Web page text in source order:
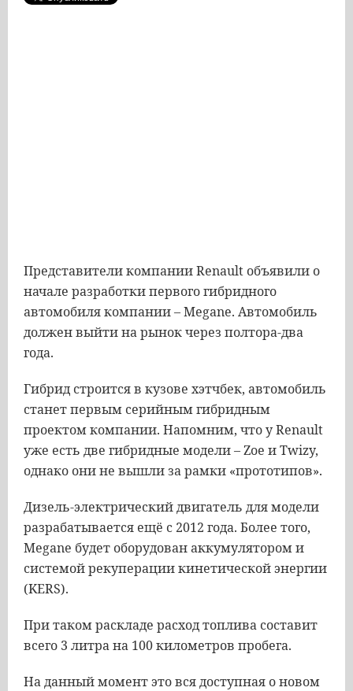
Представители компании Renault объявили о
начале разработки первого гибридного
автомобиля компании – Megane. Автомобиль
должен выйти на рынок через полтора-два
года.
Гибрид строится в кузове хэтчбек, автомобиль
станет первым серийным гибридным
проектом компании. Напомним, что у Renault
уже есть две гибридные модели – Zoe и Twizy,
однако они не вышли за рамки «прототипов».
Дизель-электрический двигатель для модели
разрабатывается ещё с 2012 года. Более того,
Megane будет оборудован аккумулятором и
системой рекуперации кинетической энергии
(KERS).
При таком раскладе расход топлива составит
всего 3 литра на 100 километров пробега.
На данный момент это вся доступная о новом